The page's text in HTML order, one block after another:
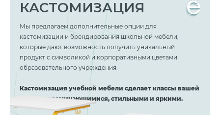
КАСТОМИЗАЦИЯ
Мы предлагаем дополнительные опции для
кастомизации и брендирования школьной мебели,
которые дают возможность получить уникальный
продукт с символикой и корпоративными цветами
образовательного учреждения.
Кастомизация учебной мебели сделает классы вашей
школы запоминающимися, стильными и яркими.